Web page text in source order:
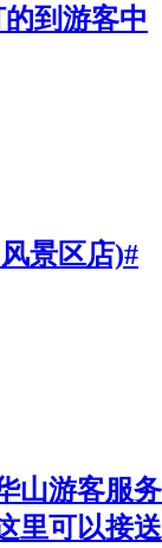
到游客中
景区店)#
山游客服务
里可以接送